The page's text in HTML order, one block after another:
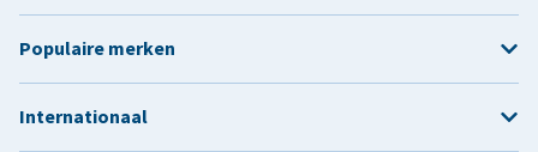
Populaire merken
Internationaal